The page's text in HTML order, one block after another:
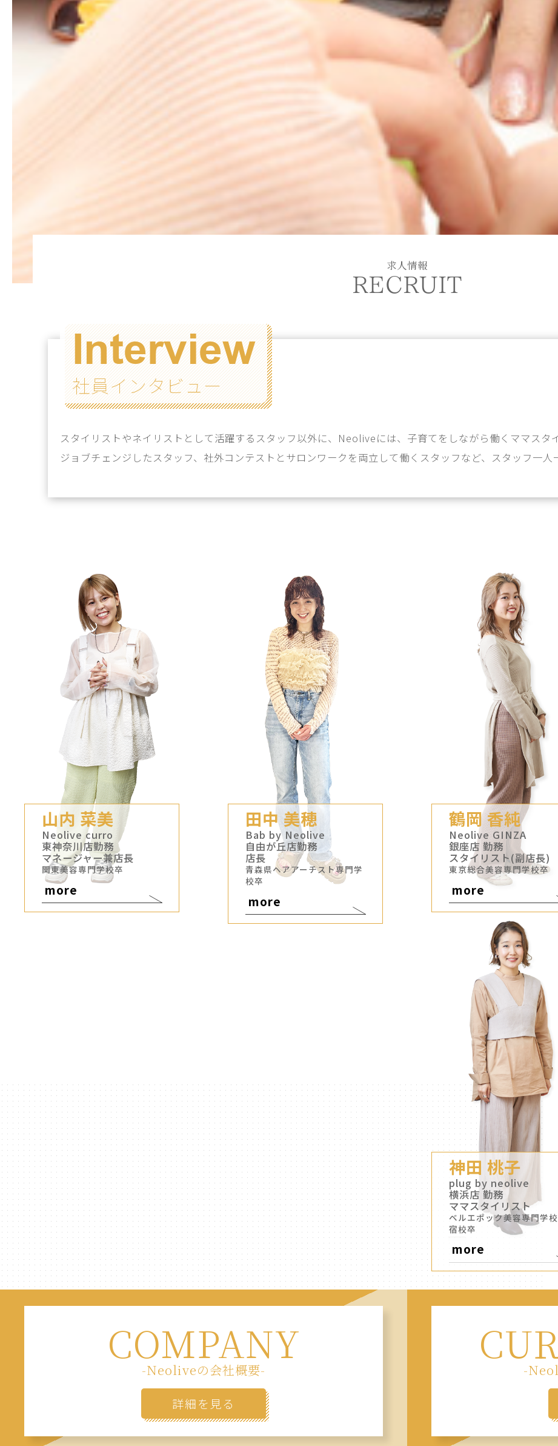
求人情報
RECRUIT
Interview
社員インタビュー
スタイリストやネイリストとして活躍するスタッフ以外に、Neoliveには、子育てをしながら働くママスタ
ジョブチェンジしたスタッフ、社外コンテストとサロンワークを両立して働くスタッフなど、スタッフ一人
山内 菜美
Neolive curro
東神奈川店勤務
マネージャー兼店長
関東美容専門学校卒
more
田中 美穂
Bab by Neolive
自由が丘店勤務
店長
青森県ヘアアーチスト専門学
校卒
more
鶴岡 香純
Neolive GINZA
銀座店 勤務
スタイリスト(副店長)
東京総合美容専門学校卒
more
神田 桃子
plug by neolive
横浜店 勤務
ママスタイリスト
ベルエポック美容専門学
宿校卒
more
COMPANY
-Neoliveの会社概要-
詳細を見る
-